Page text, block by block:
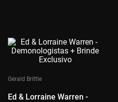
Gerald Brittle
Ed & Lorraine Warren -